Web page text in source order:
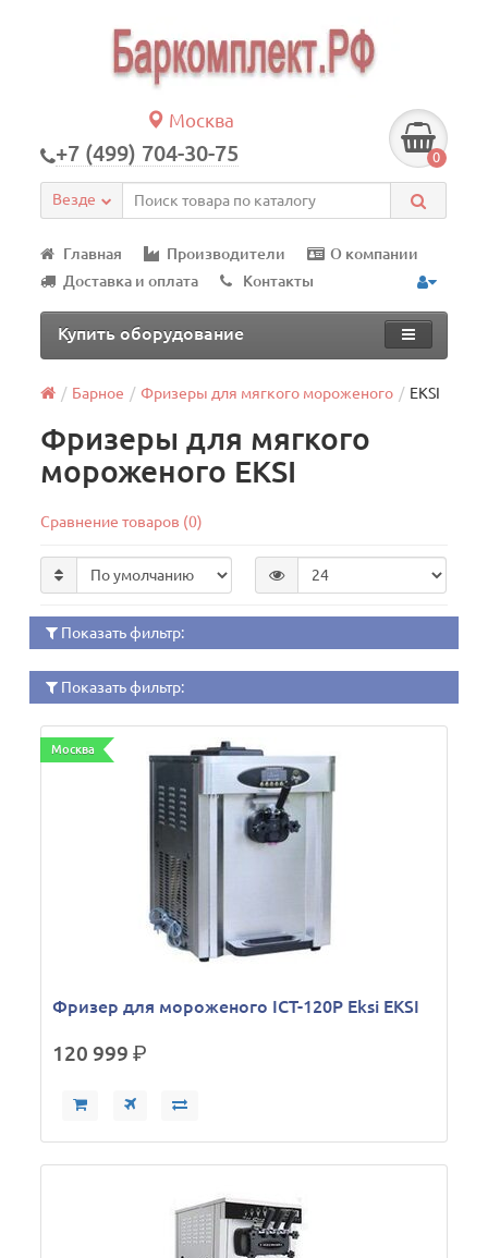
Москва
+7 (499) 704-30-75 0
Везде
Главная Производители
О компании
Доставка и оплата
Контакты
Купить оборудование
Барное Фризеры для мягкого мороженого EKSI
Фризеры для мягкого
мороженого EKSI
Сравнение товаров (0)
Показать фильтр:
Показать фильтр:
Москва
Фризер для мороженого ICT-120P Eksi EKSI
120 999р.